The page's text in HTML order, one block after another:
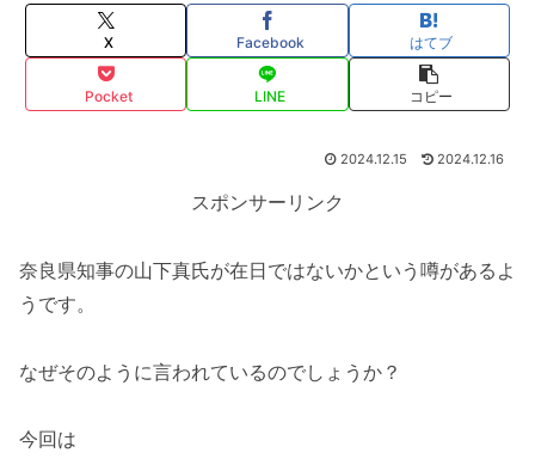
X Facebook はてブ
Pocket LINE コピー
2024.12.15 2024.12.16
スポンサーリンク
奈良県知事の山下真氏が在日ではないかという噂があるよ
うです。
なぜそのように言われているのでしょうか？
今回は